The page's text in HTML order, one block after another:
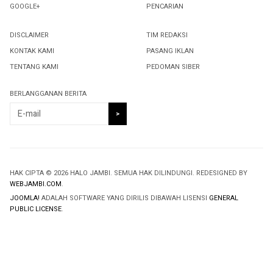
GOOGLE+
PENCARIAN
DISCLAIMER
KONTAK KAMI
TENTANG KAMI
TIM REDAKSI
PASANG IKLAN
PEDOMAN SIBER
BERLANGGANAN BERITA
HAK CIPTA © 2026 HALO JAMBI. SEMUA HAK DILINDUNGI. REDESIGNED BY
WEBJAMBI.COM.
JOOMLA! ADALAH SOFTWARE YANG DIRILIS DIBAWAH LISENSI GENERAL
PUBLIC LICENSE.